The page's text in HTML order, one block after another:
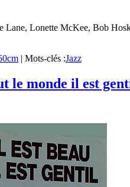
Lonette McKee, Bob
| Mots-clés :Jazz
le monde il est